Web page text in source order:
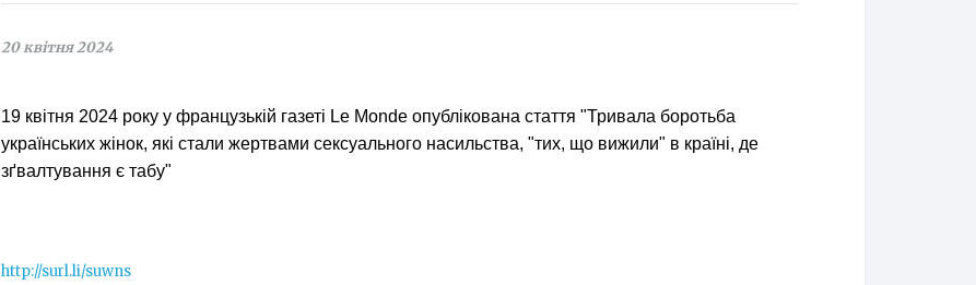
20 квітня 2024
19 квітня 2024 року у французькій газеті Le Monde опублікована стаття "Тривала боротьба
українських жінок, які стали жертвами сексуального насильства, "тих, що вижили" в країні, де
зґвалтування є табу"
http://surl.li/suwns